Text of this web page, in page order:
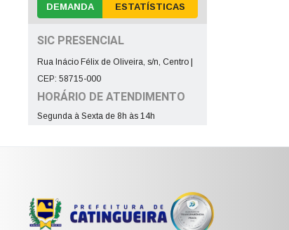
DEMANDA
ESTATÍSTICAS
SIC PRESENCIAL
Rua Inácio Félix de Oliveira, s/n, Centro |
CEP: 58715-000
HORÁRIO DE ATENDIMENTO
Segunda à Sexta de 8h às 14h